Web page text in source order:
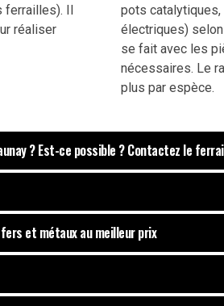
Il
réaliser
pots catalytiques,
électriques)
se fait avec les
nécessaires. Le
plus par espèce.
? Est-ce possible ? Contactez le
et métaux au meilleur prix